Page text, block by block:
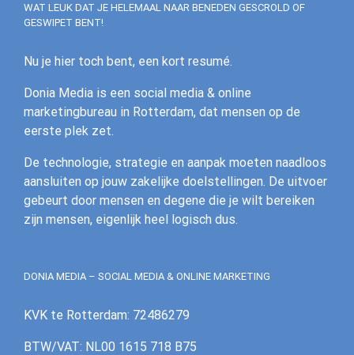
WAT LEUK DAT JE HELEMAAL NAAR BENEDEN GESCROLD OF
GESWIPET BENT!
Nu je hier toch bent, een kort resumé.
Donia Media is een social media & online
marketingbureau in Rotterdam, dat mensen op de
eerste plek zet.
De technologie, strategie en aanpak moeten naadloos
aansluiten op jouw zakelijke doelstellingen. De uitvoer
gebeurt door mensen en degene die je wilt bereiken
zijn mensen, eigenlijk heel logisch dus.
DONIA MEDIA – SOCIAL MEDIA & ONLINE MARKETING
KVK te Rotterdam: 72486279
BTW/VAT: NL00 1615 718 B75